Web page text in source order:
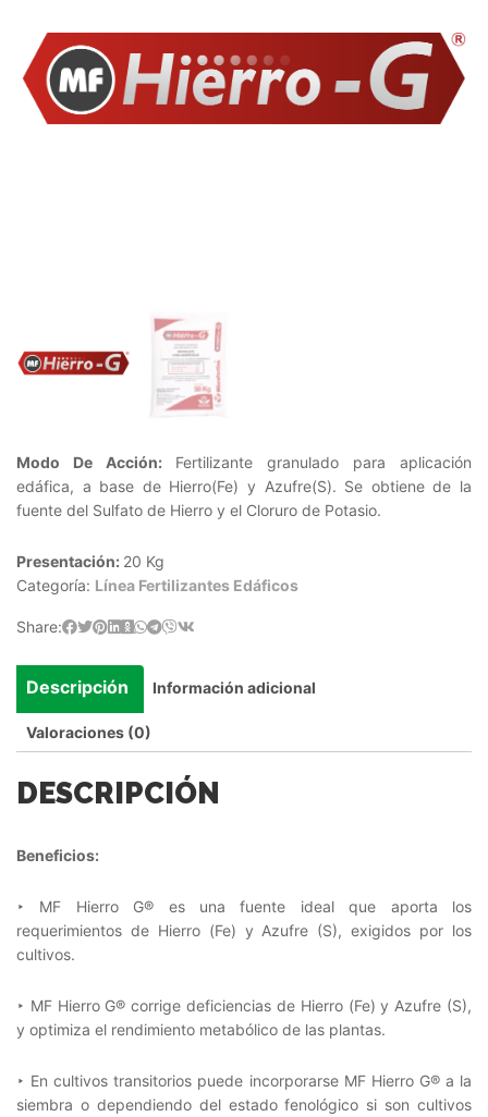
Modo De Acción: Fertilizante granulado para aplicación
edáfica, a base de Hierro(Fe) y Azufre(S). Se obtiene de la
fuente del Sulfato de Hierro y el Cloruro de Potasio.
Presentación: 20 Kg
Categoría: Línea Fertilizantes Edáficos
Share:
Descripción Información adicional
Valoraciones (0)
DESCRIPCIÓN
Beneficios:
‣ MF Hierro G® es una fuente ideal que aporta los
requerimientos de Hierro (Fe) y Azufre (S), exigidos por los
cultivos.
‣ MF Hierro G® corrige deficiencias de Hierro (Fe) y Azufre (S),
y optimiza el rendimiento metabólico de las plantas.
‣ En cultivos transitorios puede incorporarse MF Hierro G® a la
siembra o dependiendo del estado fenológico si son cultivos